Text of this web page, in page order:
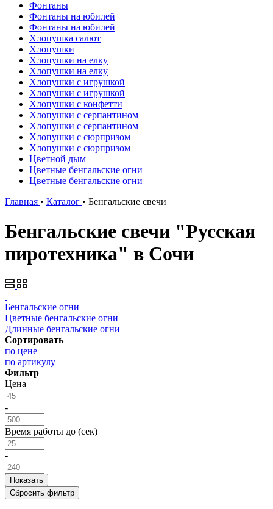
Фонтаны
Фонтаны на юбилей
Фонтаны на юбилей
Хлопушка салют
Хлопушки
Хлопушки на елку
Хлопушки на елку
Хлопушки с игрушкой
Хлопушки с игрушкой
Хлопушки с конфетти
Хлопушки с серпантином
Хлопушки с серпантином
Хлопушки с сюрпризом
Хлопушки с сюрпризом
Цветной дым
Цветные бенгальские огни
Цветные бенгальские огни
Главная • Каталог • Бенгальские свечи
Бенгальские свечи "Русская
пиротехника" в Сочи
Бенгальские огни
Цветные бенгальские огни
Длинные бенгальские огни
Сортировать
по цене
по артикулу
Фильтр
Цена
-
Время работы до (сек)
-